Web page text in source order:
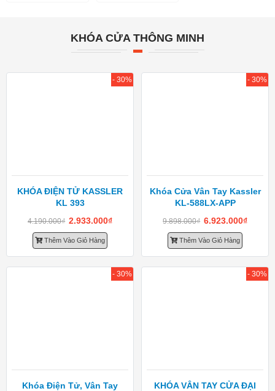
KHÓA CỬA THÔNG MINH
KHÓA ĐIỆN TỬ KASSLER
KL 393
4.190.000₫ 2.933.000₫
Thêm Vào Giỏ Hàng
- 30%
Khóa Cửa Vân Tay Kassler
KL-588LX-APP
9.898.000₫ 6.923.000₫
Thêm Vào Giỏ Hàng
- 30%
Khóa Điện Tử, Vân Tay
- 30%
KHÓA VÂN TAY CỬA ĐẠI
- 30%